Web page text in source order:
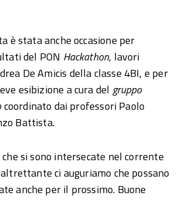
è stata anche occasione per
del PON Hackathon, lavori
De Amicis della classe 4BI, e per
esibizione a cura del gruppo
coordinato dai professori Paolo
Battista.
si sono intersecate nel corrente
ci auguriamo che possano
anche per il prossimo. Buone